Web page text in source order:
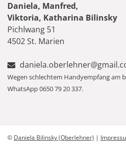
Daniela, Manfred,
Viktoria, Katharina Bilinsky
Pichlwang 51
4502 St. Marien
Wegen schlechtem Handyempfang am
WhatsApp 0650 79 20 337.
© Daniela Bilinsky (Oberlehner) |